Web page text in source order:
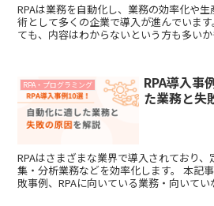
RPAは業務を自動化し、業務の効率化や
術として多くの企業で導入が進んでいま
ても、内容はわからないという方も多い
RPA・プログラミング
RPA導入事
た業務と失
RPAはさまざまな業界で導入されており
集・分析業務などを効率化します。 本記
敗事例、RPAに向いている業務・向いて